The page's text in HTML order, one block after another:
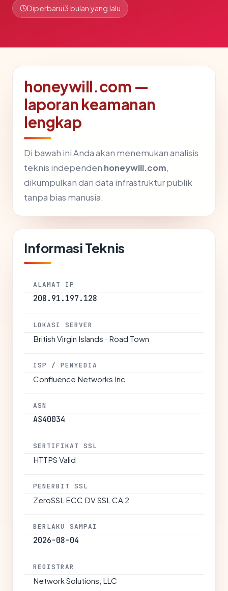
Diperbarui3 bulan yang lalu
honeywill.com —
laporan keamanan
lengkap
Di bawah ini Anda akan menemukan analisis
teknis independen honeywill.com,
dikumpulkan dari data infrastruktur publik
tanpa bias manusia.
Informasi Teknis
ALAMAT IP
208.91.197.128
LOKASI SERVER
British Virgin Islands · Road Town
ISP / PENYEDIA
Confluence Networks Inc
ASN
AS40034
SERTIFIKAT SSL
HTTPS Valid
PENERBIT SSL
ZeroSSL ECC DV SSL CA 2
BERLAKU SAMPAI
2026-08-04
REGISTRAR
Network Solutions, LLC